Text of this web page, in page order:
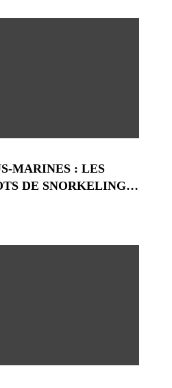
MARINES : LES
DE SNORKELING
RHÔNE